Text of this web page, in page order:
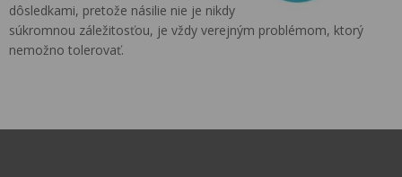
dôsledkami, pretože násilie nie je nikdy
súkromnou záležitosťou, je vždy verejným problémom, ktorý
nemožno tolerovať.